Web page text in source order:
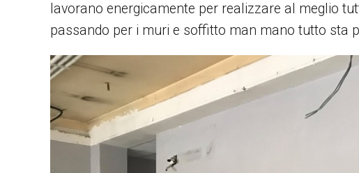
lavorano energicamente per realizzare al meglio
passando per i muri e soffitto man mano tutto sta